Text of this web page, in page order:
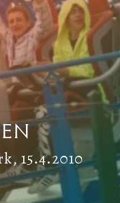
15.4.2010